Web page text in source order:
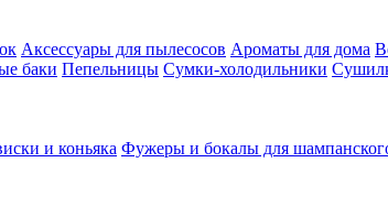
Аксессуары для пылесосов Ароматы для дома
баки Пепельницы Сумки-холодильники
и коньяка Фужеры и бокалы для